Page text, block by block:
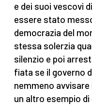
e dei suoi vescovi
essere stato
democrazia del
stessa solerzia
silenzio e poi
fiata se il governo
nemmeno
un altro esempio